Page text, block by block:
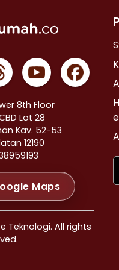
Baru >
>
Abang >
>
Hilir >
Selatan >
>
Selatan >
Selatan >
Agung >
Pinang >
Baru >
Prapatan >
8th Floor
Lot 28
Kav. 52-53
12190
Maps
Teknologi. All rights